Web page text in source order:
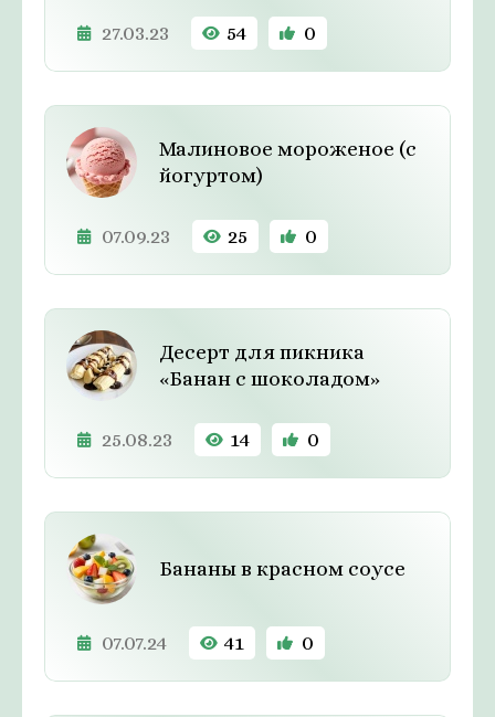
27.03.23 54 0
Малиновое мороженое (с
йогуртом)
07.09.23 25 0
Десерт для пикника
«Банан с шоколадом»
25.08.23 14 0
Бананы в красном соусе
07.07.24 41 0